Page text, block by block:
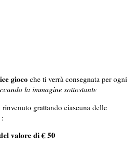
giocoche ti verrà consegnata per ogni
la immagine sottostante
rinvenuto grattando ciascuna delle
valore di € 50